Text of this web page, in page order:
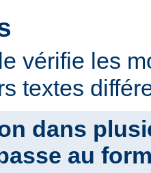
vérifie les
textes
dans
au